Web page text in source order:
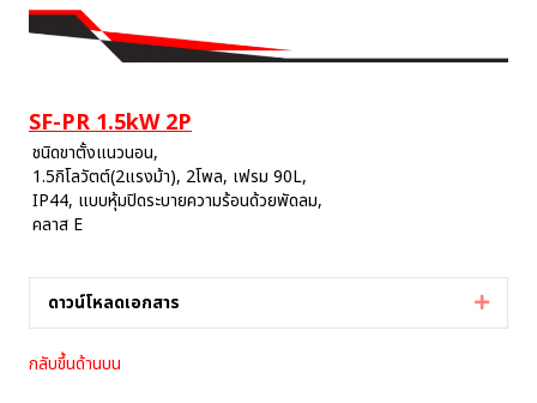
SF-PR 1.5kW 2P
ชนิดขาตั้งแนวนอน,
1.5กิโลวัตต์(2แรงม้า), 2โพล, เฟรม 90L,
IP44, แบบหุ้มปิดระบายความร้อนด้วยพัดลม,
คลาส E
ดาวน์โหลดเอกสาร
กลับขึ้นด้านบน